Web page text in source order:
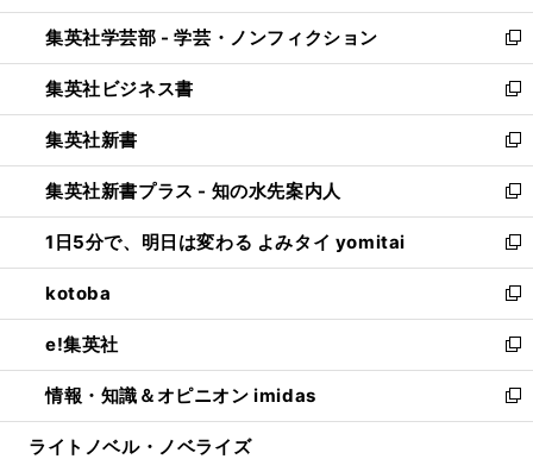
開
く
ウ
で
開
く
ン
ド
ウ
で
開
く
ウ
ィ
ン
ド
ウ
で
開
く
集英社学芸部 - 学芸・ノンフィクション
新
し
い
ウ
ィ
ン
ド
ウ
で
開
く
集英社ビジネス書
新
し
い
ウ
ィ
ン
ド
ウ
で
開
く
集英社新書
新
し
い
ウ
ィ
ン
ド
ウ
で
開
く
集英社新書プラス - 知の水先案内人
新
し
い
ウ
ィ
ン
ド
ウ
で
開
1日5分で、明日は変わる よみタイ yomitai
新
し
い
ウ
ィ
ン
ド
ウ
kotoba
新
し
い
ウ
ィ
ン
e!集英社
新
し
い
ウ
情報・知識＆オピニオン imidas
新
し
ライトノベル・ノベライズ